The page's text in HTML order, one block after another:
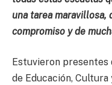
una tarea maravillosa,
compromiso y de
Estuvieron
de Educación,